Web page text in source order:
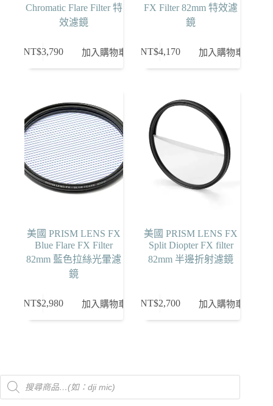
Chromatic Flare Filter 特
效濾鏡
NT$3,790 加入購物車
FX Filter 82mm 特效濾
鏡
NT$4,170 加入購物車
美國 PRISM LENS FX
Blue Flare FX Filter
82mm 藍色拉絲光暈濾
鏡
NT$2,980 加入購物車
美國 PRISM LENS FX
Split Diopter FX filter
82mm 半邊折射濾鏡
NT$2,700 加入購物車
Products
search